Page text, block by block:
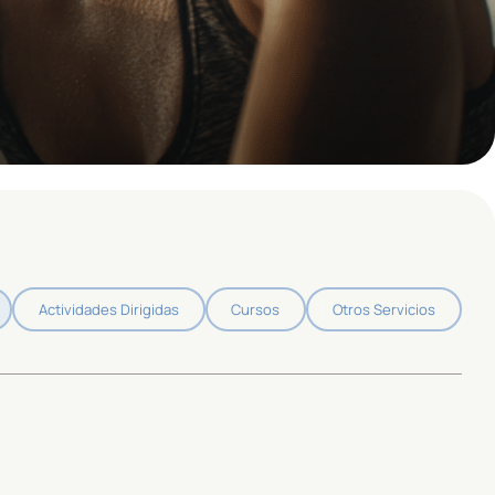
Actividades Dirigidas Cursos Otros Servicios